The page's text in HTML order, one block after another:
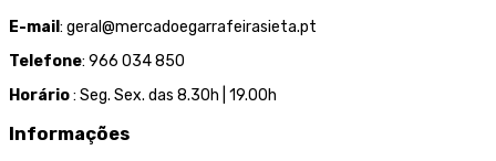
E-mail: geral@mercadoegarrafeirasieta.pt
Telefone: 966 034 850
Horário: Seg. Sex. das 8.30h | 19.00h
Informações